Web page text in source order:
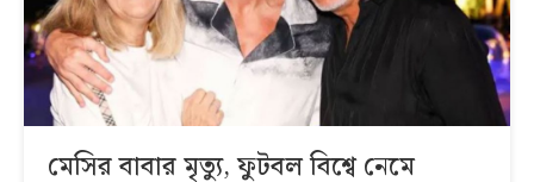
মেসির বাবার মৃত্যু, ফুটবল বিশ্বে নেমে